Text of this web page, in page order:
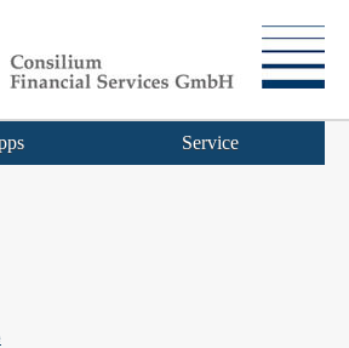
Service